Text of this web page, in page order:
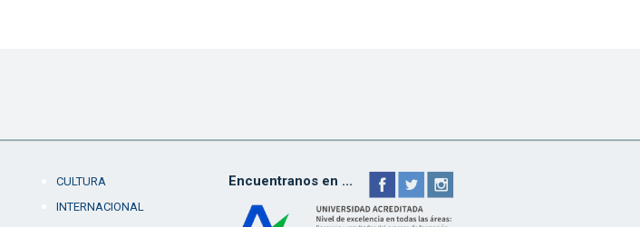
CULTURA
INTERNACIONAL
Encuentranos en ...